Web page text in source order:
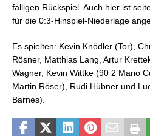
fälligen Rückspiel. Auch hier ist
für die 0:3-Hinspiel-Niederlage
Es spielten: Kevin Knödler (Tor),
Rösner, Matthias Lang, Artur
Wagner, Kevin Wittke (90 2 Mario
Martin Röser), Rudi Hübner und
Barnes).